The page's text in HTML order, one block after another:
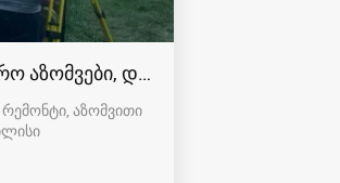
აზომვები, დაკვალვა,
აზომვითი